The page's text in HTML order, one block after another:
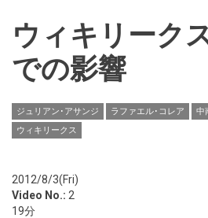
ウィキリーク
での影響
ジュリアン･アサンジ ラファエル･コレア 中
ウィキリークス
2012/8/3(Fri)
Video No.: 2
19分